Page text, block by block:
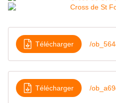
Télécharger
Télécharger